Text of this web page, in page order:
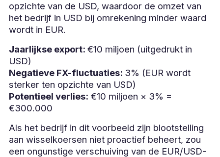
opzichte van de USD, waardoor de omzet van
het bedrijf in USD bij omrekening minder waard
wordt in EUR.
Jaarlijkse export: €10 miljoen (uitgedrukt in
USD)
Negatieve FX-fluctuaties: 3% (EUR wordt
sterker ten opzichte van USD)
Potentieel verlies: €10 miljoen × 3% =
€300.000
Als het bedrijf in dit voorbeeld zijn blootstelling
aan wisselkoersen niet proactief beheert, zou
een ongunstige verschuiving van de EUR/USD-